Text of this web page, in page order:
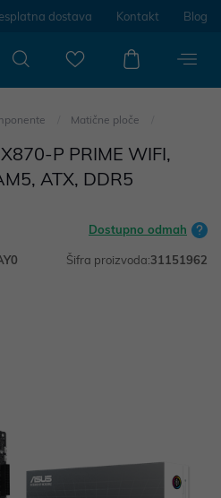
dostava Kontakt Blog
Matične ploče
P PRIME WIFI,
ATX, DDR5
Dostupno odmah
Šifra proizvoda:31151962